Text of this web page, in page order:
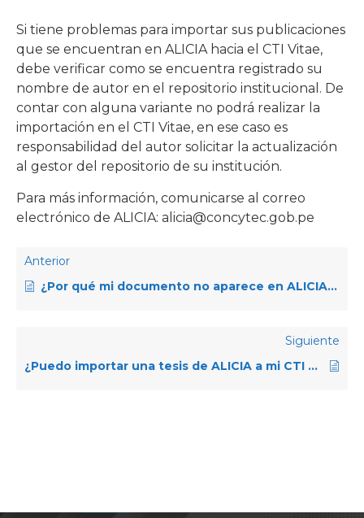
Si tiene problemas para importar sus publicaciones
que se encuentran en ALICIA hacia el CTI Vitae,
debe verificar como se encuentra registrado su
nombre de autor en el repositorio institucional. De
contar con alguna variante no podrá realizar la
importación en el CTI Vitae, en ese caso es
responsabilidad del autor solicitar la actualización
al gestor del repositorio de su institución.
Para más información, comunicarse al correo
electrónico de ALICIA: alicia@concytec.gob.pe
Anterior
¿Por qué mi documento no aparece en ALICIA, si este se encuentra en el repositorio institucional?
Siguiente
¿Puedo importar una tesis de ALICIA a mi CTI Vitae en la que fui asesor?